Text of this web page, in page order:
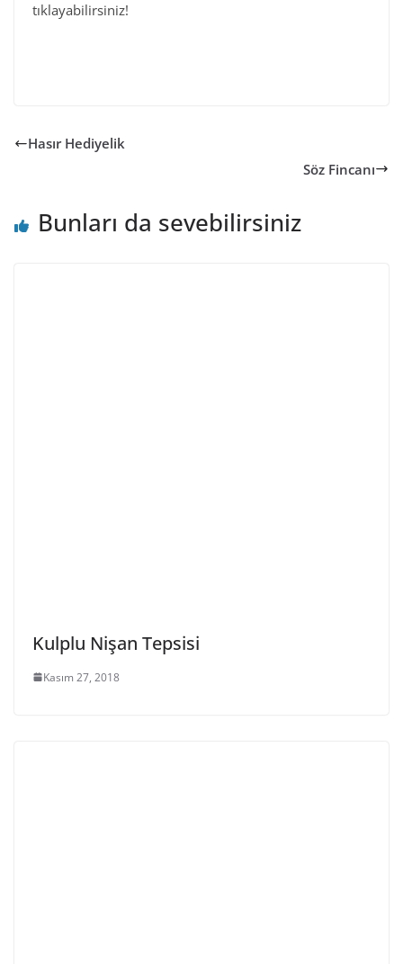
tıklayabilirsiniz!
Hasır Hediyelik
Söz Fincanı
Bunları da sevebilirsiniz
Kulplu Nişan Tepsisi
Kasım 27, 2018